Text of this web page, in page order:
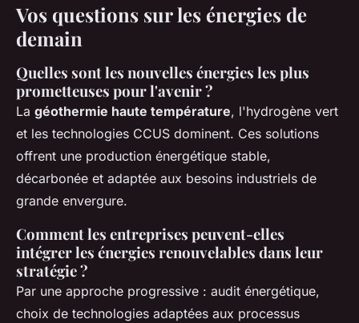
Vos questions sur les énergies de
demain
Quelles sont les nouvelles énergies les plus
prometteuses pour l'avenir ?
La géothermie haute température, l'hydrogène vert
et les technologies CCUS dominent. Ces solutions
offrent une production énergétique stable,
décarbonée et adaptée aux besoins industriels de
grande envergure.
Comment les entreprises peuvent-elles
intégrer les énergies renouvelables dans leur
stratégie ?
Par une approche progressive : audit énergétique,
choix de technologies adaptées aux processus